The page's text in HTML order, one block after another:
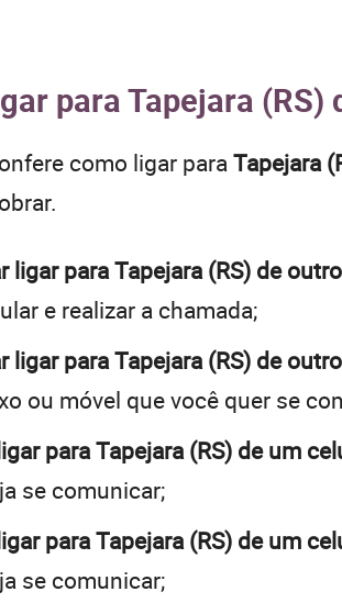
para Tapejara
como ligar paraTapejara
ligar para Tapejara (RS) de
e realizar a chamada;
ligar para Tapejara (RS) de
ou móvel que você quer se
para Tapejara (RS) de um
se comunicar;
para Tapejara (RS) de um
se comunicar;